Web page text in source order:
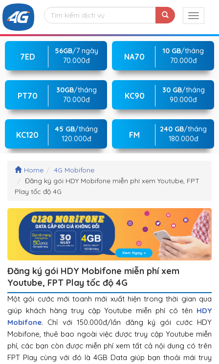
7ED
56GB/7 ngày
70.000đ
NA70
10 GB/tháng
70.000đ
PT70
30GB/tháng
70.000đ
KC90
30 GB/tháng
90.000đ
KC120
45 GB/tháng
120.000đ
FM
240 GB/tháng
180.000đ
Home
4G Mobifone
Đăng ký gói HDY Mobifone miễn phí xem Youtube, FPT
Play tốc độ 4G
Đăng ký gói HDY Mobifone miễn phí xem
Youtube, FPT Play tốc độ 4G
Một gói cước mới toanh mới xuất hiện trong thời gian qua
giúp khách hàng truy cập Youtube miễn phí có tên HDY
Mobifone. Chỉ với 150.000đ/lần đăng ký gói cước HDY
Mobifone, thuê bao ngoài việc được truy cập Youtube miễn
phí, các bạn còn được miễn phí xem tất cả nội dung có trên
FPT Play cùng với đó là 4GB Data giúp bạn thoải mái truy